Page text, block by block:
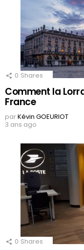
0 Shares
Comment la
France
parKévin GOEURIOT
3 ans ago
0 Shares